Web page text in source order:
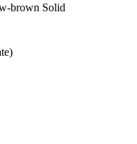
brown Solid